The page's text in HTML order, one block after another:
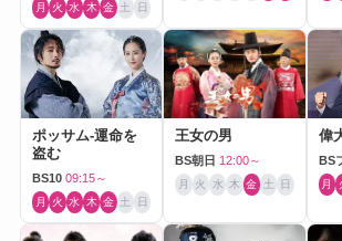
月 火 水 木 金 土 日
ポッサム-運命を
盗む
BS10 09:15～
月 火 水 木 金 土 日
王女の男
BS朝日 12:00～
月 火 水 木 金 土 日
偉
BS
月